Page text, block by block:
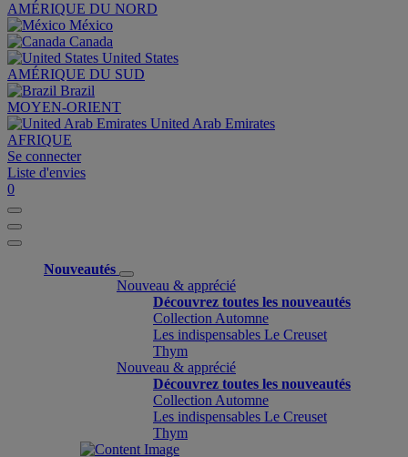
AMÉRIQUE DU NORD
México
Canada
United States
AMÉRIQUE DU SUD
Brazil
MOYEN-ORIENT
United Arab Emirates
AFRIQUE
Se connecter
Liste d'envies
0
Nouveautés
Nouveau & apprécié
Découvrez toutes les nouveautés
Collection Automne
Les indispensables Le Creuset
Thym
Nouveau & apprécié
Découvrez toutes les nouveautés
Collection Automne
Les indispensables Le Creuset
Thym